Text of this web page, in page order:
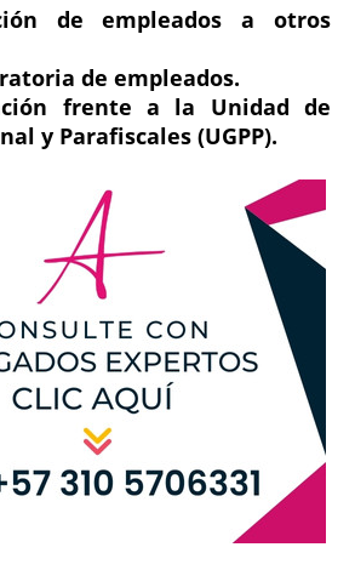
de empleados a otros
de empleados.
frente a la Unidad de
y Parafiscales (UGPP).